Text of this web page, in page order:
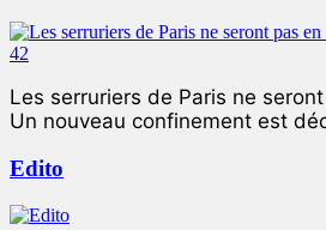
Les serruriers de Paris ne
Un nouveau confinement est
Edito